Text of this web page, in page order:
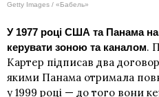
Getty Images / «Бабель»
У 1977 році США та Панама
керувати зоною та каналом.
Картер підписав два
якими Панама отримала
у 1999 році — до того вони